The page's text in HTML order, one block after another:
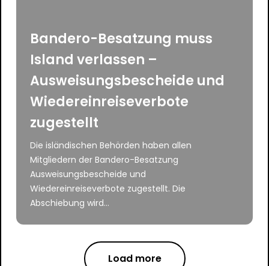
Bandero-Besatzung muss
Island verlassen –
Ausweisungsbescheide und
Wiedereinreiseverbote
zugestellt
Die isländischen Behörden haben allen
Mitgliedern der Bandero-Besatzung
Ausweisungsbescheide und
Wiedereinreiseverbote zugestellt. Die
Abschiebung wird...
Load more